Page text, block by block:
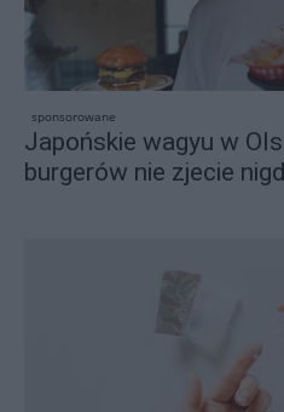
sponsorowane
Japońskie wagyu w
burgerów nie zjecie